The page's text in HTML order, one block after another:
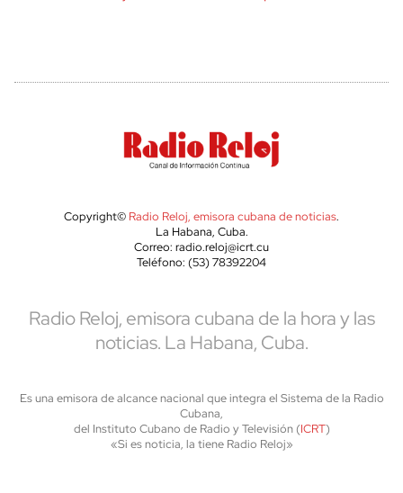
Copyright© Radio Reloj, emisora cubana de noticias.
La Habana, Cuba.
Correo: radio.reloj@icrt.cu
Teléfono: (53) 78392204
Radio Reloj, emisora cubana de la hora y las
noticias. La Habana, Cuba.
Es una emisora de alcance nacional que integra el Sistema de la Radio
Cubana,
del Instituto Cubano de Radio y Televisión (ICRT)
«Si es noticia, la tiene Radio Reloj»